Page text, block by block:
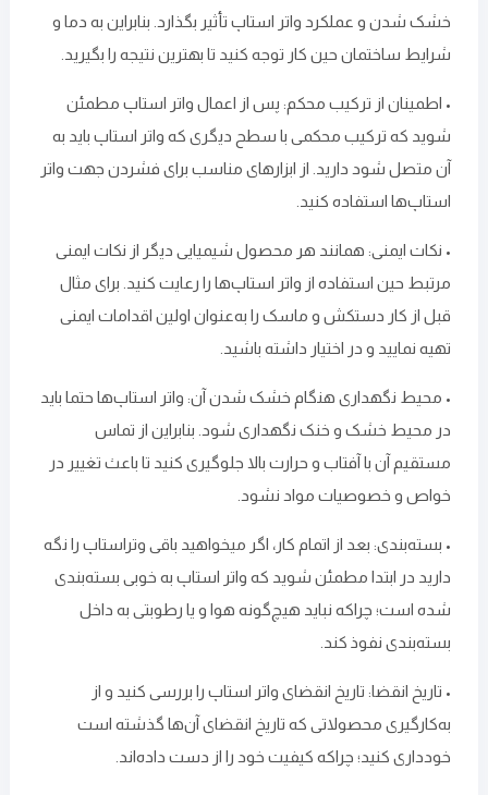
خشک شدن و عملکرد واتر استاپ تأثیر بگذارد. بنابراین به دما و
شرایط ساختمان حین کار توجه کنید تا بهترین نتیجه را بگیرید.
• اطمینان از ترکیب محکم: پس از اعمال واتر استاپ مطمئن
شوید که ترکیب محکمی با سطح دیگری که واتر استاپ باید به
آن متصل شود دارید. از ابزارهای مناسب برای فشردن جهت واتر
استاپ‌ها استفاده کنید.
• نکات ایمنی: همانند هر محصول شیمیایی دیگر از نکات ایمنی
مرتبط حین استفاده از واتر استاپ‌ها را رعایت کنید. برای مثال
قبل از کار دستکش و ماسک را به‌عنوان اولین اقدامات ایمنی
تهیه نمایید و در اختیار داشته باشید.
• محیط نگهداری هنگام خشک شدن آن: واتر استاپ‌ها حتما باید
در محیط خشک و خنک نگهداری شود. بنابراین از تماس
مستقیم آن با آفتاب و حرارت بالا جلوگیری کنید تا باعث تغییر در
خواص و خصوصیات مواد نشود.
• بسته‌بندی: بعد از اتمام کار، اگر میخواهید باقی وتراستاپ‌ را نگه
‌دارید در ابتدا مطمئن شوید که واتر استاپ به خوبی بسته‌بندی
شده ‌است؛ چراکه نباید هیچ‌گونه هوا و یا رطوبتی به داخل
بسته‌بندی نفوذ کند.
• تاریخ انقضا: تاریخ انقضای واتر استاپ را بررسی کنید و از
به‌کارگیری محصولاتی که تاریخ انقضای آن‌ها گذشته است
خودداری کنید؛ چراکه کیفیت خود را از دست داده‌اند.